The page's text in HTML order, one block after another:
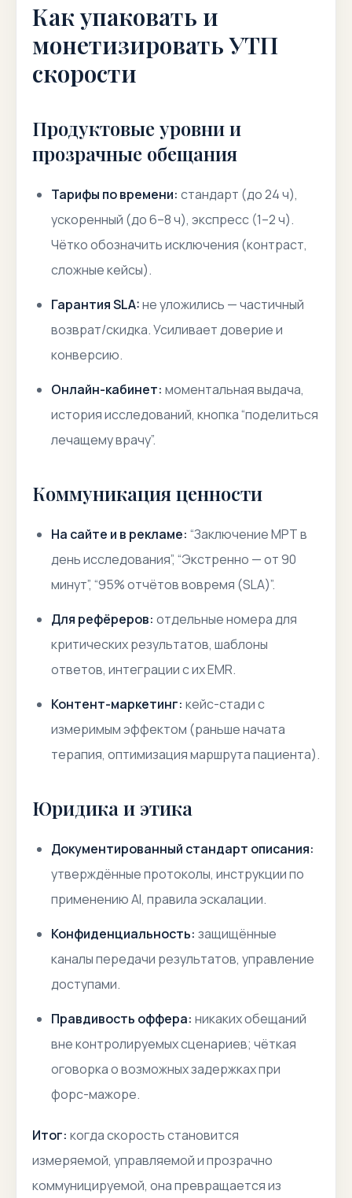
Как упаковать и
монетизировать УТП
скорости
Продуктовые уровни и
прозрачные обещания
Тарифы по времени: стандарт (до 24 ч),
ускоренный (до 6–8 ч), экспресс (1–2 ч).
Чётко обозначить исключения (контраст,
сложные кейсы).
Гарантия SLA:не уложились — частичный
возврат/скидка. Усиливает доверие и
конверсию.
Онлайн-кабинет: моментальная выдача,
история исследований, кнопка “поделиться
лечащему врачу”.
Коммуникация ценности
На сайте и в рекламе: “Заключение МРТ в
день исследования”, “Экстренно — от 90
минут”, “95% отчётов вовремя (SLA)”.
Для рефёреров: отдельные номера для
критических результатов, шаблоны
ответов, интеграции с их EMR.
Контент-маркетинг: кейс-стади с
измеримым эффектом (раньше начата
терапия, оптимизация маршрута пациента).
Юридика и этика
Документированный стандарт описания:
утверждённые протоколы, инструкции по
применению AI, правила эскалации.
Конфиденциальность: защищённые
каналы передачи результатов, управление
доступами.
Правдивость оффера: никаких обещаний
вне контролируемых сценариев; чёткая
оговорка о возможных задержках при
форс-мажоре.
Итог: когда скорость становится
измеряемой, управляемой и прозрачно
коммуницируемой, она превращается из